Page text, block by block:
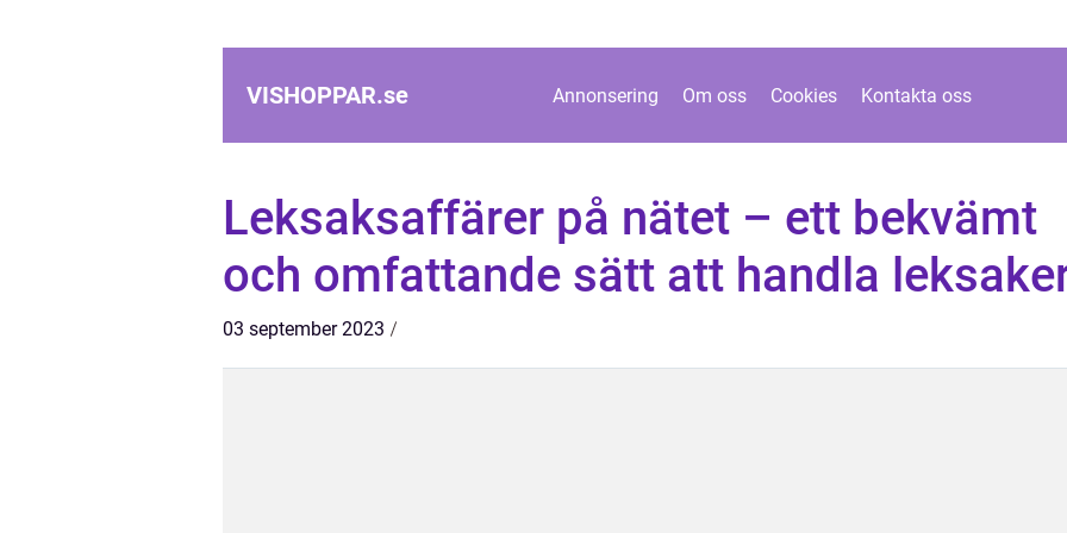
VISHOPPAR.se Annonsering Om oss Cookies Kontakta oss
Leksaksaffärer på nätet – ett bekvämt
och omfattande sätt att handla
03 september 2023